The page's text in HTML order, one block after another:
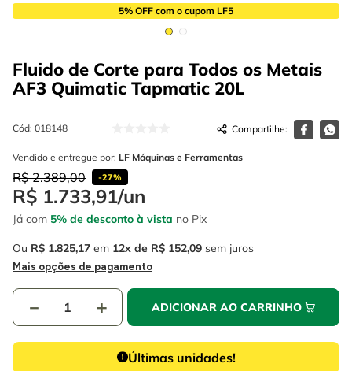
5% OFF com o cupom LF5
Fluido de Corte para Todos os Metais
AF3 Quimatic Tapmatic 20L
Cód: 018148
Vendido e entregue por: LF Máquinas e Ferramentas
R$ 2.389,00 -27%
R$ 1.733,91/un
Já com 5% de desconto à vista no Pix
Ou R$ 1.825,17 em 12 R$ 152,09 sem juros
Mais opções de pagamento
＋
－ ADICIONAR AO CARRINHO
Últimas unidades!
8º fio
lavadora alta pressão
10º
º escada
º serra copo
º luva
º fio
º lavadora alta pressão
10º alicate